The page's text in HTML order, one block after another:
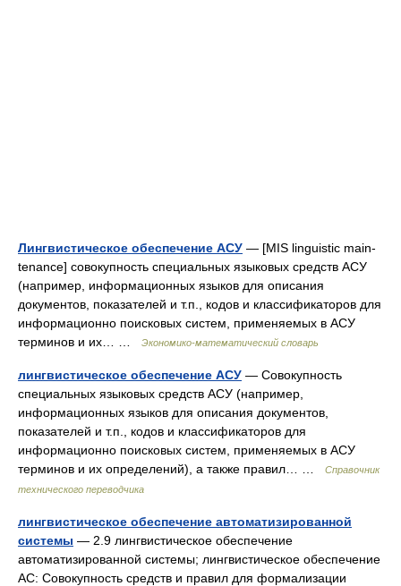
Лингвистическое обеспечение АСУ — [MIS linguistic main­
tenance] совокупность специальных языковых средств АСУ
(например, информационных языков для описания
документов, показателей и т.п., кодов и классификаторов для
информационно поисковых систем, применяемых в АСУ
терминов и их… …
Экономико-математический словарь
лингвистическое обеспечение АСУ — Совокупность
специальных языковых средств АСУ (например,
информационных языков для описания документов,
показателей и т.п., кодов и классификаторов для
информационно поисковых систем, применяемых в АСУ
терминов и их определений), а также правил… …
Справочник
технического переводчика
лингвистическое обеспечение автоматизированной
системы — 2.9 лингвистическое обеспечение
автоматизированной системы; лингвистическое обеспечение
АС: Совокупность средств и правил для формализации